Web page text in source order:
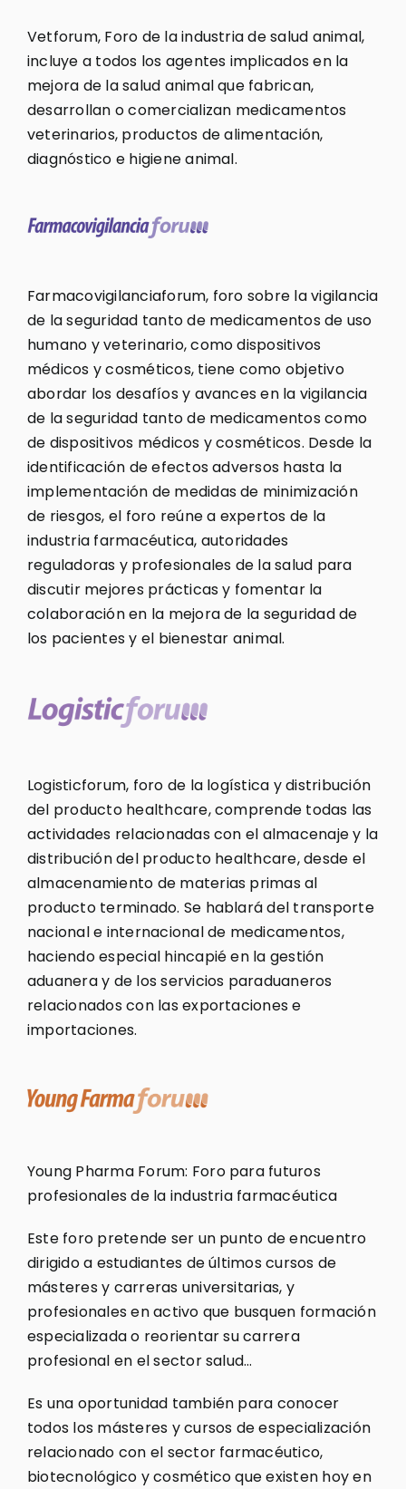
Vetforum, Foro de la industria de salud animal,
incluye a todos los agentes implicados en la
mejora de la salud animal que fabrican,
desarrollan o comercializan medicamentos
veterinarios, productos de alimentación,
diagnóstico e higiene animal.
Farmacovigilanciaforum, foro sobre la vigilancia
de la seguridad tanto de medicamentos de uso
humano y veterinario, como dispositivos
médicos y cosméticos, tiene como objetivo
abordar los desafíos y avances en la vigilancia
de la seguridad tanto de medicamentos como
de dispositivos médicos y cosméticos. Desde la
identificación de efectos adversos hasta la
implementación de medidas de minimización
de riesgos, el foro reúne a expertos de la
industria farmacéutica, autoridades
reguladoras y profesionales de la salud para
discutir mejores prácticas y fomentar la
colaboración en la mejora de la seguridad de
los pacientes y el bienestar animal.
Logisticforum, foro de la logística y distribución
del producto healthcare, comprende todas las
actividades relacionadas con el almacenaje y la
distribución del producto healthcare, desde el
almacenamiento de materias primas al
producto terminado. Se hablará del transporte
nacional e internacional de medicamentos,
haciendo especial hincapié en la gestión
aduanera y de los servicios paraduaneros
relacionados con las exportaciones e
importaciones.
Young Pharma Forum: Foro para futuros
profesionales de la industria farmacéutica
Este foro pretende ser un punto de encuentro
dirigido a estudiantes de últimos cursos de
másteres y carreras universitarias, y
profesionales en activo que busquen formación
especializada o reorientar su carrera
profesional en el sector salud…
Es una oportunidad también para conocer
todos los másteres y cursos de especialización
relacionado con el sector farmacéutico,
biotecnológico y cosmético que existen hoy en